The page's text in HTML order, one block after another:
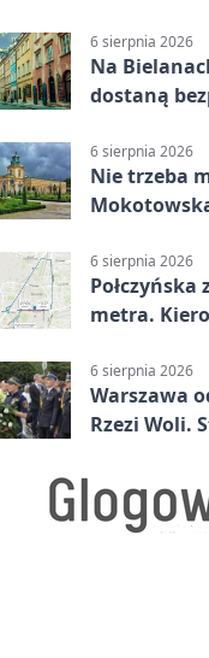
6 sierpnia 2026
Na
dostaną
6 sierpnia 2026
Nie trzeba
6 sierpnia 2026
metra.
6 sierpnia 2026
Warszawa
Rzezi Woli.